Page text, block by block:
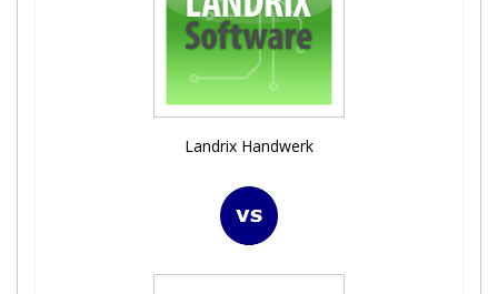
Landrix Handwerk